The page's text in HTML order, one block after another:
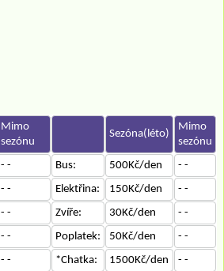
Mimo
sezónu
Sezóna(léto)
Mimo
sezónu
- - Bus: 500Kč/den
- -
- - Elektřina: 150Kč/den
- -
- - Zvíře: 30Kč/den
- -
- - Poplatek: 50Kč/den
- -
- - *Chatka: 1500Kč/den - -